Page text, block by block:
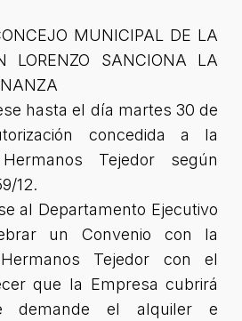
MUNICIPAL DE LA
LORENZO SANCIONA LA
hasta el día martes 30 de
concedida a la
Tejedor según
12.
al Departamento Ejecutivo
un Convenio con la
Tejedor con el
que la Empresa cubrirá
demande el alquiler e